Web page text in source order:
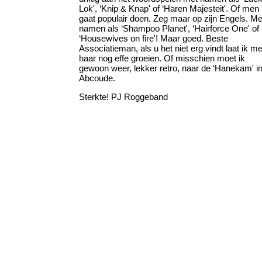
Lok', ‘Knip & Knap' of ‘Haren Majesteit'. Of men
gaat populair doen. Zeg maar op zijn Engels.
namen als ‘Shampoo Planet', ‘Hairforce One' of
‘Housewives on fire'! Maar goed. Beste
Associatieman, als u het niet erg vindt laat ik me
haar nog effe groeien. Of misschien moet ik
gewoon weer, lekker retro, naar de ‘Hanekam' in
Abcoude.
Sterkte! PJ Roggeband